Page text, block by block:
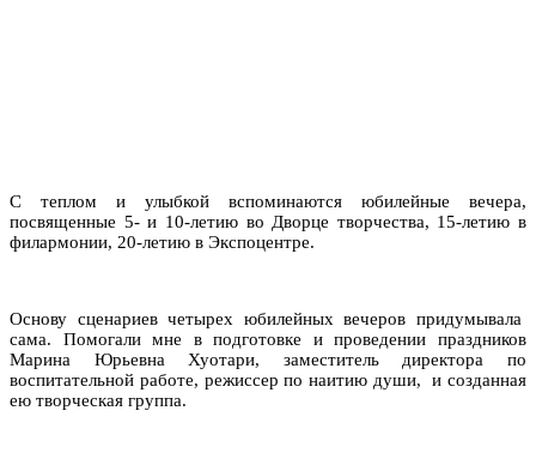
С теплом и улыбкой вспоминаются юбилейные вечера,
посвященные 5- и 10-летию во Дворце творчества, 15-летию в
филармонии, 20-летию в Экспоцентре.
Основу сценариев четырех юбилейных вечеров придумывала
сама. Помогали мне в подготовке и проведении праздников
Марина Юрьевна Хуотари, заместитель директора по
воспитательной работе, режиссер по наитию души, и созданная
ею творческая группа.